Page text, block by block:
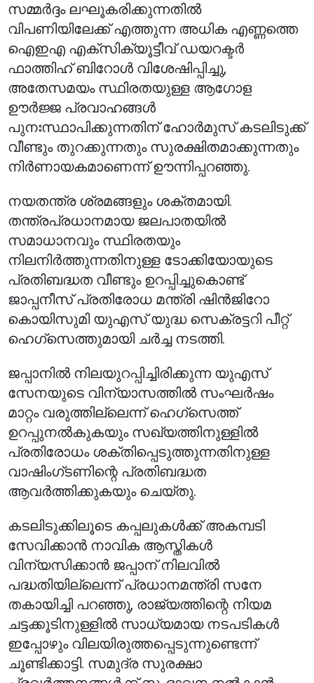
സമ്മർദ്ദം ലഘൂകരിക്കുന്നതിൽ
വിപണിയിലേക്ക് എത്തുന്ന അധിക എണ്ണത്തെ
ഐഇഎ എക്സിക്യൂട്ടീവ് ഡയറക്ടർ
ഫാത്തിഹ് ബിറോൾ വിശേഷിപ്പിച്ചു,
അതേസമയം സ്ഥിരതയുള്ള ആഗോള
ഊർജ്ജ പ്രവാഹങ്ങൾ
പുനഃസ്ഥാപിക്കുന്നതിന് ഹോർമുസ് കടലിടുക്ക്
വീണ്ടും തുറക്കുന്നതും സുരക്ഷിതമാക്കുന്നതും
നിർണായകമാണെന്ന് ഊന്നിപ്പറഞ്ഞു.
നയതന്ത്ര ശ്രമങ്ങളും ശക്തമായി.
തന്ത്രപ്രധാനമായ ജലപാതയിൽ
സമാധാനവും സ്ഥിരതയും
നിലനിർത്തുന്നതിനുള്ള ടോക്കിയോയുടെ
പ്രതിബദ്ധത വീണ്ടും ഉറപ്പിച്ചുകൊണ്ട്
ജാപ്പനീസ് പ്രതിരോധ മന്ത്രി ഷിൻജിറോ
കൊയിസുമി യുഎസ് യുദ്ധ സെക്രട്ടറി പീറ്റ്
ഹെഗ്സെത്തുമായി ചർച്ച നടത്തി.
ജപ്പാനിൽ നിലയുറപ്പിച്ചിരിക്കുന്ന യുഎസ്
സേനയുടെ വിന്യാസത്തിൽ സംഘർഷം
മാറ്റം വരുത്തില്ലെന്ന് ഹെഗ്സെത്ത്
ഉറപ്പുനൽകുകയും സഖ്യത്തിനുള്ളിൽ
പ്രതിരോധം ശക്തിപ്പെടുത്തുന്നതിനുള്ള
വാഷിംഗ്ടണിന്റെ പ്രതിബദ്ധത
ആവർത്തിക്കുകയും ചെയ്തു.
കടലിടുക്കിലൂടെ കപ്പലുകൾക്ക് അകമ്പടി
സേവിക്കാൻ നാവിക ആസ്തികൾ
വിന്യസിക്കാൻ ജപ്പാന് നിലവിൽ
പദ്ധതിയില്ലെന്ന് പ്രധാനമന്ത്രി സനേ
തകായിച്ചി പറഞ്ഞു, രാജ്യത്തിന്റെ നിയമ
ചട്ടക്കൂടിനുള്ളിൽ സാധ്യമായ നടപടികൾ
ഇപ്പോഴും വിലയിരുത്തപ്പെടുന്നുണ്ടെന്ന്
ചൂണ്ടിക്കാട്ടി. സമുദ്ര സുരക്ഷാ